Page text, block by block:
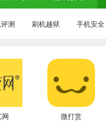
测 刷机越狱 手机安全
微打赏